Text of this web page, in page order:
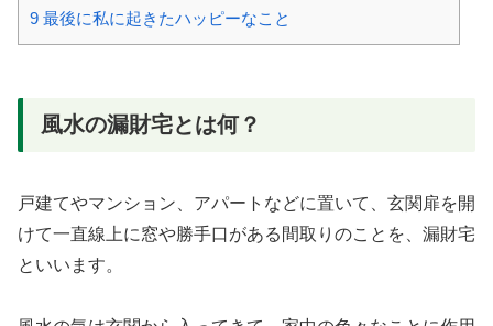
9 最後に私に起きたハッピーなこと
風水の漏財宅とは何？
戸建てやマンション、アパートなどに置いて、玄関扉を開
けて一直線上に窓や勝手口がある間取りのことを、漏財宅
といいます。